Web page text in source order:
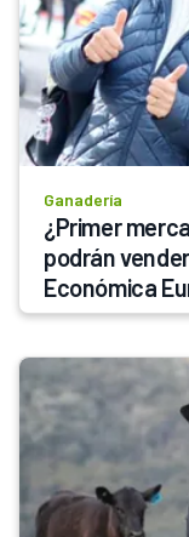
Ganadería
¿Primer
podrán
Económica